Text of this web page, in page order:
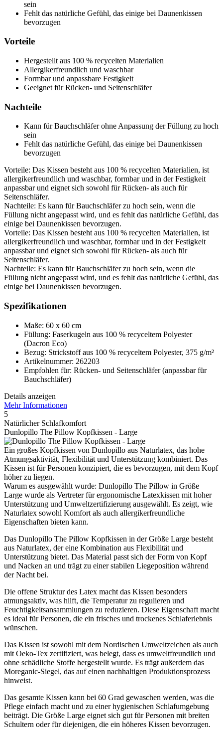
sein
Fehlt das natürliche Gefühl, das einige bei Daunenkissen
bevorzugen
Vorteile
Hergestellt aus 100 % recycelten Materialien
Allergikerfreundlich und waschbar
Formbar und anpassbare Festigkeit
Geeignet für Rücken- und Seitenschläfer
Nachteile
Kann für Bauchschläfer ohne Anpassung der Füllung zu hoch
sein
Fehlt das natürliche Gefühl, das einige bei Daunenkissen
bevorzugen
Vorteile: Das Kissen besteht aus 100 % recycelten Materialien, ist
allergikerfreundlich und waschbar, formbar und in der Festigkeit
anpassbar und eignet sich sowohl für Rücken- als auch für
Seitenschläfer.
Nachteile: Es kann für Bauchschläfer zu hoch sein, wenn die
Füllung nicht angepasst wird, und es fehlt das natürliche Gefühl, das
einige bei Daunenkissen bevorzugen.
Vorteile: Das Kissen besteht aus 100 % recycelten Materialien, ist
allergikerfreundlich und waschbar, formbar und in der Festigkeit
anpassbar und eignet sich sowohl für Rücken- als auch für
Seitenschläfer.
Nachteile: Es kann für Bauchschläfer zu hoch sein, wenn die
Füllung nicht angepasst wird, und es fehlt das natürliche Gefühl, das
einige bei Daunenkissen bevorzugen.
Spezifikationen
Maße: 60 x 60 cm
Füllung: Faserkugeln aus 100 % recyceltem Polyester
(Dacron Eco)
Bezug: Strickstoff aus 100 % recyceltem Polyester, 375 g/m²
Artikelnummer: 262203
Empfohlen für: Rücken- und Seitenschläfer (anpassbar für
Bauchschläfer)
Details anzeigen
Mehr Informationen
5
Natürlicher Schlafkomfort
Dunlopillo The Pillow Kopfkissen - Large
Ein großes Kopfkissen von Dunlopillo aus Naturlatex, das hohe
Atmungsaktivität, Flexibilität und Unterstützung kombiniert. Das
Kissen ist für Personen konzipiert, die es bevorzugen, mit dem Kopf
höher zu liegen.
Warum es ausgewählt wurde: Dunlopillo The Pillow in Größe
Large wurde als Vertreter für ergonomische Latexkissen mit hoher
Unterstützung und Umweltzertifizierung ausgewählt. Es zeigt, wie
Naturlatex sowohl Komfort als auch allergikerfreundliche
Eigenschaften bieten kann.
Das Dunlopillo The Pillow Kopfkissen in der Größe Large besteht
aus Naturlatex, der eine Kombination aus Flexibilität und
Unterstützung bietet. Das Material passt sich der Form von Kopf
und Nacken an und trägt zu einer stabilen Liegeposition während
der Nacht bei.
Die offene Struktur des Latex macht das Kissen besonders
atmungsaktiv, was hilft, die Temperatur zu regulieren und
Feuchtigkeitsansammlungen zu reduzieren. Diese Eigenschaft macht
es ideal für Personen, die ein frisches und trockenes Schlaferlebnis
wünschen.
Das Kissen ist sowohl mit dem Nordischen Umweltzeichen als auch
mit Oeko-Tex zertifiziert, was belegt, dass es umweltfreundlich und
ohne schädliche Stoffe hergestellt wurde. Es trägt außerdem das
Moreganic-Siegel, das auf einen nachhaltigen Produktionsprozess
hinweist.
Das gesamte Kissen kann bei 60 Grad gewaschen werden, was die
Pflege einfach macht und zu einer hygienischen Schlafumgebung
beiträgt. Die Größe Large eignet sich gut für Personen mit breiten
Schultern oder für diejenigen, die ein höheres Kissen bevorzugen.